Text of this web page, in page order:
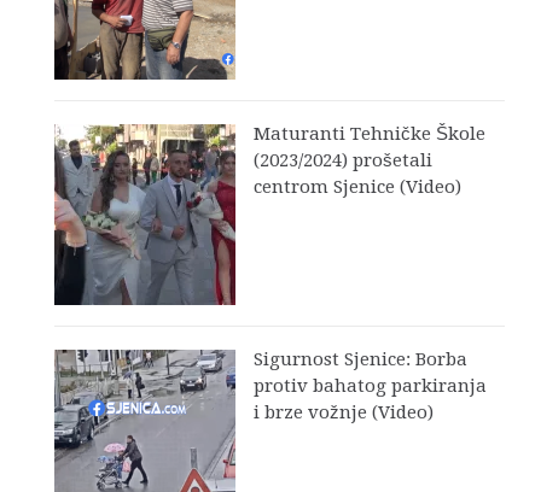
Maturanti Tehničke Škole
(2023/2024) prošetali
centrom Sjenice (Video)
Sigurnost Sjenice: Borba
protiv bahatog parkiranja
i brze vožnje (Video)